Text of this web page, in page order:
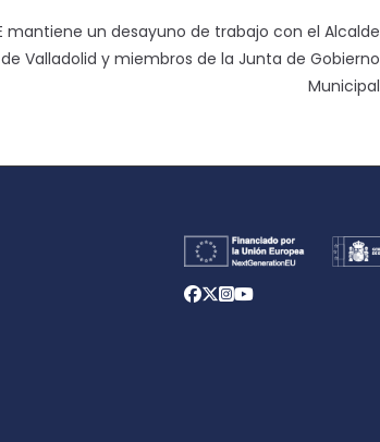
mantiene un desayuno de trabajo con el Alcalde
de Valladolid y miembros de la Junta de Gobierno
Municipal